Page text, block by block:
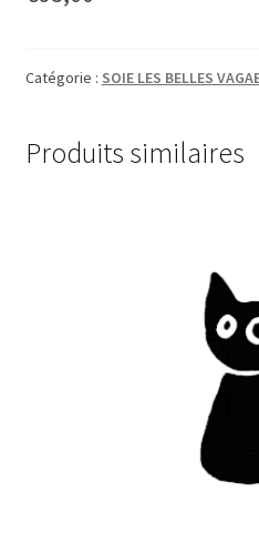
Catégorie : SOIE LES BELLES
Produits similaires